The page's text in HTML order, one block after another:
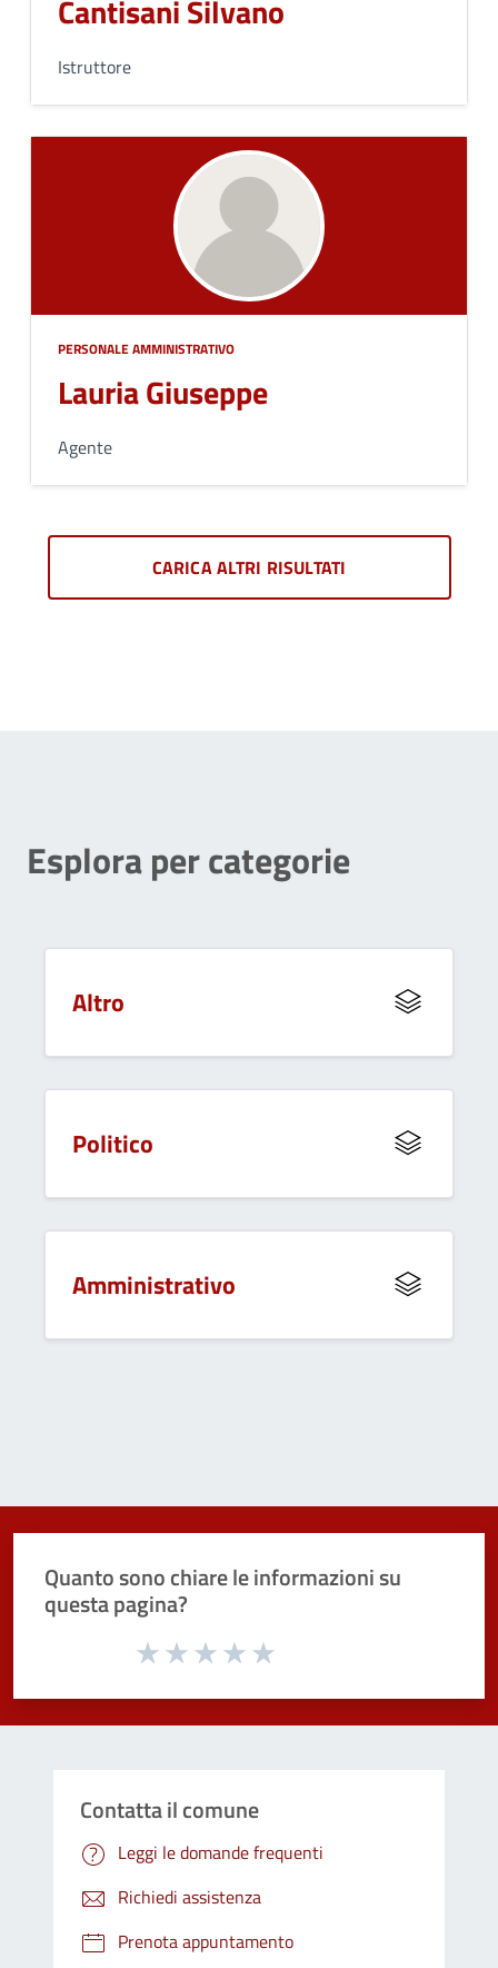
Cantisani Silvano
Istruttore
PERSONALE AMMINISTRATIVO
Lauria Giuseppe
Agente
CARICA ALTRI RISULTATI
Esplora per categorie
Altro
Politico
Amministrativo
Quanto sono chiare le informazioni su
questa pagina?
Valuta da 1 a 5 stelle la pagina
Contatta il comune
Leggi le domande frequenti
Richiedi assistenza
Prenota appuntamento